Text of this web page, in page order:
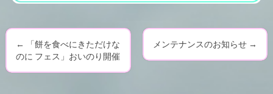
P
←
「餅を食べにきただけな
のに フェス」おいのり開催
メンテナンスのお知らせ →